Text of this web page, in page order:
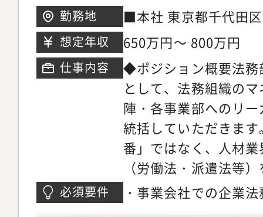
応・入退社手続きの
④業務改善／仕組み
した業務効率化・マ
蓄積・属人化してい
■このポジションの
関わるポジション取
た意思決定の場に関
営に直接関わる経験
備フェーズでの希少
事務など、上場準備
勤務地
■本社 東京都千代田
際ビル3階
想定年収 650万円～ 800万円
仕事内容
◆ポジション概要法務
として、法務組織の
陣・各事業部へのリ
統括していただきま
番」ではなく、人材
（労働法・派遣法等
事業成長とガバナン
必須要件
・事業会社での企業